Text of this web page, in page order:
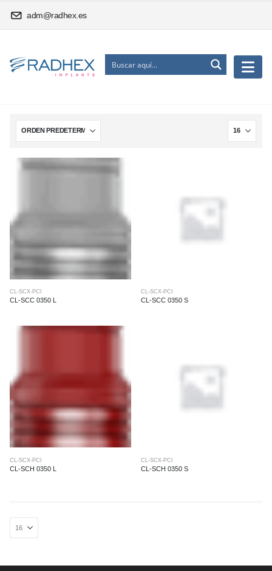
adm@radhex.es
CL-SCX-PCI
CL-SCC 0350 L
CL-SCX-PCI
CL-SCC 0350 S
CL-SCX-PCI
CL-SCH 0350 L
CL-SCX-PCI
CL-SCH 0350 S